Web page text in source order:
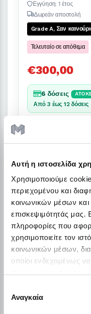
Αυτή η ιστοσελίδα
Χρησιμοποιούμε
περιεχομένου και
κοινωνικών μέσων
επισκεψιμότητάς μας.
πληροφορίες που
χρησιμοποιείτε τον
κοινωνικών μέσων,
οποίοι ενδεχομένως
των υπηρεσιών τους.
συγκατάθεσης
Αναγκαία
Εγγύηση: 1 έτος
Δωρεάν αποστολή
Grade A, Σαν
Τελευταίο σε απόθεμα
€300,00
6 δόσεις
Από 3 έως 12 δόσεις